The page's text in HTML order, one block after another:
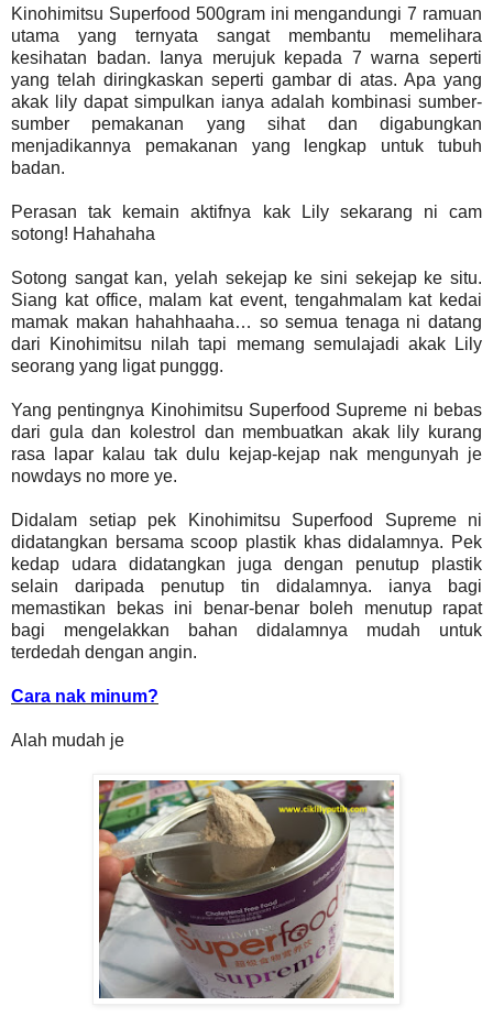
Kinohimitsu Superfood 500gram ini mengandungi 7 ramuan
utama yang ternyata sangat membantu memelihara
kesihatan badan. Ianya merujuk kepada 7 warna seperti
yang telah diringkaskan seperti gambar di atas. Apa yang
akak lily dapat simpulkan ianya adalah kombinasi sumber-
sumber pemakanan yang sihat dan digabungkan
menjadikannya pemakanan yang lengkap untuk tubuh
badan.
Perasan tak kemain aktifnya kak Lily sekarang ni cam
sotong! Hahahaha
Sotong sangat kan, yelah sekejap ke sini sekejap ke situ.
Siang kat office, malam kat event, tengahmalam kat kedai
mamak makan hahahhaaha… so semua tenaga ni datang
dari Kinohimitsu nilah tapi memang semulajadi akak Lily
seorang yang ligat punggg.
Yang pentingnya Kinohimitsu Superfood Supreme ni bebas
dari gula dan kolestrol dan membuatkan akak lily kurang
rasa lapar kalau tak dulu kejap-kejap nak mengunyah je
nowdays no more ye.
Didalam setiap pek Kinohimitsu Superfood Supreme ni
didatangkan bersama scoop plastik khas didalamnya. Pek
kedap udara didatangkan juga dengan penutup plastik
selain daripada penutup tin didalamnya. ianya bagi
memastikan bekas ini benar-benar boleh menutup rapat
bagi mengelakkan bahan didalamnya mudah untuk
terdedah dengan angin.
Cara nak minum?
Alah mudah je